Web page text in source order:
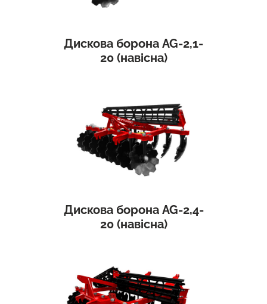
Дискова борона AG-2,1-
20 (навісна)
Дискова борона AG-2,4-
20 (навісна)